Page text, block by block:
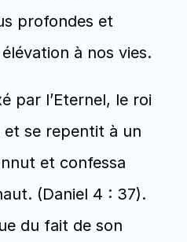
profondes et
par l’Eternel, le roi
se repentit à un
et confessa
(Daniel 4 : 37).
du fait de son